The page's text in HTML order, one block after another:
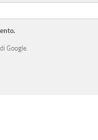
di Google.